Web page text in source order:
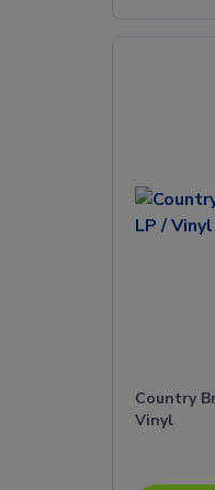
Country
Vinyl